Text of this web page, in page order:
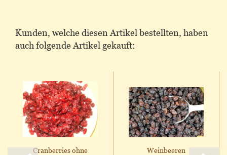
Kunden, welche diesen Artikel bestellten, haben
auch folgende Artikel gekauft:
Cranberries ohne
Weinbeeren